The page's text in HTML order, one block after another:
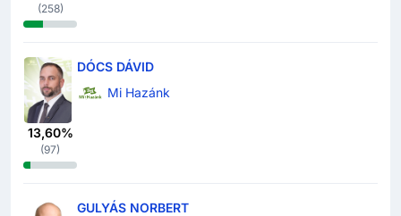
(258)
13,60%
(97)
DÓCS DÁVID
Mi Hazánk
GULYÁS NORBERT